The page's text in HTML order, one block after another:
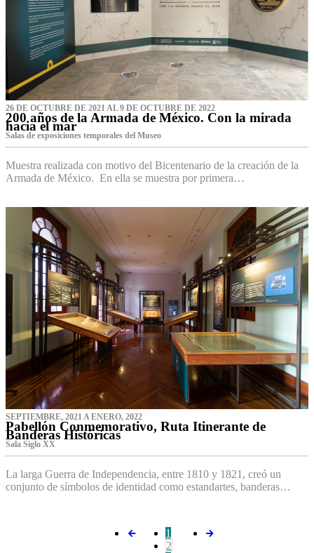
26 DE OCTUBRE DE 2021 AL 9 DE OCTUBRE DE 2022
200 años de la Armada de México. Con la mirada
hacia el mar
Salas de exposiciones temporales del Museo‌
Muestra realizada con motivo del Bicentenario de la creación de la
Armada de México. En ella se muestra por primera…
SEPTIEMBRE, 2021 A ENERO, 2022
Pabellón Conmemorativo, Ruta Itinerante de
Banderas Históricas
Sala Siglo XX
La larga Guerra de Independencia, entre 1810 y 1821, creó un
conjunto de símbolos de identidad como estandartes, banderas…
1
2